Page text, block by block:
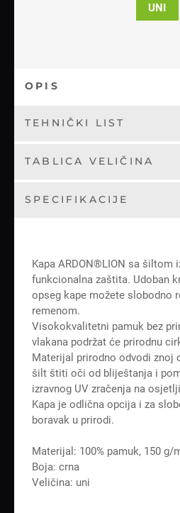
UNI
OPIS
TEHNIČKI LIST
TABLICA VELIČINA
SPECIFIKACIJE
Kapa ARDON®LION sa šiltom
funkcionalna zaštita. Udoban
opseg kape možete slobodno
remenom.
Visokokvalitetni pamuk bez
vlakana podržat će prirodnu
Materijal prirodno odvodi znoj
šilt štiti oči od bliještanja i
izravnog UV zračenja na
Kapa je odlična opcija i za
boravak u prirodi.
Materijal: 100% pamuk, 150 g/
Boja: crna
Veličina: uni